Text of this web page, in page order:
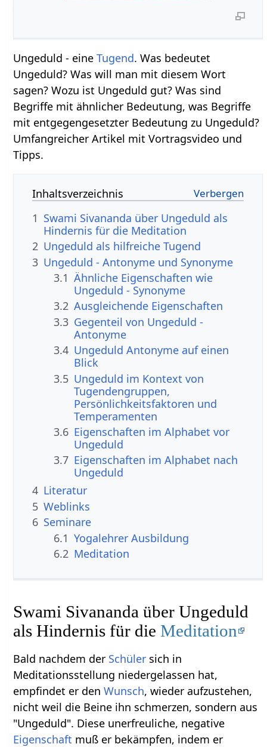
Ungeduld - eineTugend. Was bedeutet
Ungeduld? Was will man mit diesem Wort
sagen? Wozu ist Ungeduld gut? Was sind
Begriffe mit ähnlicher Bedeutung, was Begriffe
mit entgegengesetzter Bedeutung zu Ungeduld?
Umfangreicher Artikel mit Vortragsvideo und
Tipps.
Inhaltsverzeichnis
1 Swami Sivananda über Ungeduld als
Hindernis für die Meditation
2 Ungeduld als hilfreiche Tugend
3 Ungeduld - Antonyme und Synonyme
3.1 Ähnliche Eigenschaften wie
Ungeduld - Synonyme
3.2 Ausgleichende Eigenschaften
3.3 Gegenteil von Ungeduld -
Antonyme
3.4 Ungeduld Antonyme auf einen
Blick
3.5 Ungeduld im Kontext von
Tugendengruppen,
Persönlichkeitsfaktoren und
Temperamenten
3.6 Eigenschaften im Alphabet vor
Ungeduld
3.7 Eigenschaften im Alphabet nach
Ungeduld
4 Literatur
5 Weblinks
6 Seminare
6.1 Yogalehrer Ausbildung
6.2 Meditation
Swami Sivananda über Ungeduld
als Hindernis für dieMeditation
Bald nachdem der Schüler sich in
Meditationsstellung niedergelassen hat,
empfindet er denWunsch, wieder aufzustehen,
nicht weil die Beine ihn schmerzen, sondern aus
"Ungeduld". Diese unerfreuliche, negative
Eigenschaft muß er bekämpfen, indem er